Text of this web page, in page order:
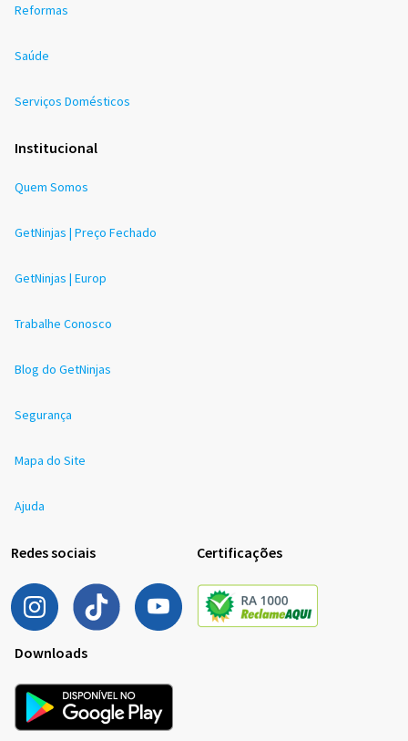
Reformas
Saúde
Serviços Domésticos
Institucional
Quem Somos
GetNinjas | Preço Fechado
GetNinjas | Europ
Trabalhe Conosco
Blog do GetNinjas
Segurança
Mapa do Site
Ajuda
Redes sociais Certificações
Downloads